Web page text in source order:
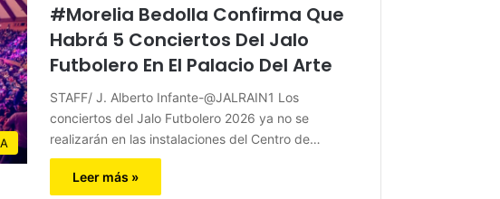
#Morelia Bedolla Confirma Que
Habrá 5 Conciertos Del Jalo
Futbolero En El Palacio Del Arte
STAFF/ J. Alberto Infante-@JALRAIN1 Los
conciertos del Jalo Futbolero 2026 ya no se
realizarán en las instalaciones del Centro de…
Leer más »